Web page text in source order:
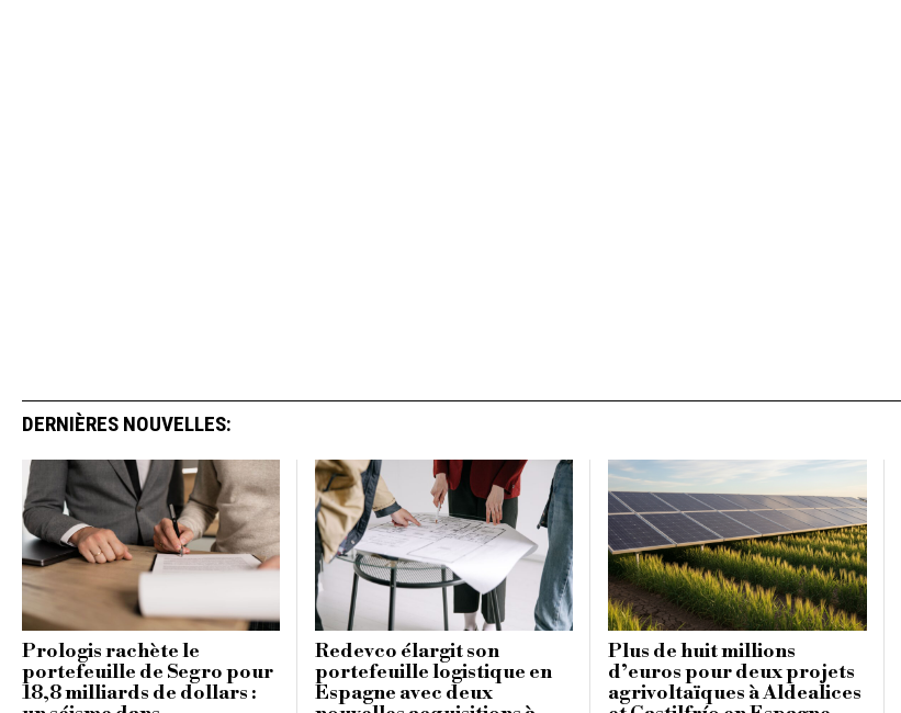
DERNIÈRES NOUVELLES:
Prologis rachète le
portefeuille de Segro pour
18,8 milliards de dollars :
Redevco élargit son
portefeuille logistique en
Espagne avec deux
Plus de huit millions
d’euros pour deux projets
agrivoltaïques à Aldealices